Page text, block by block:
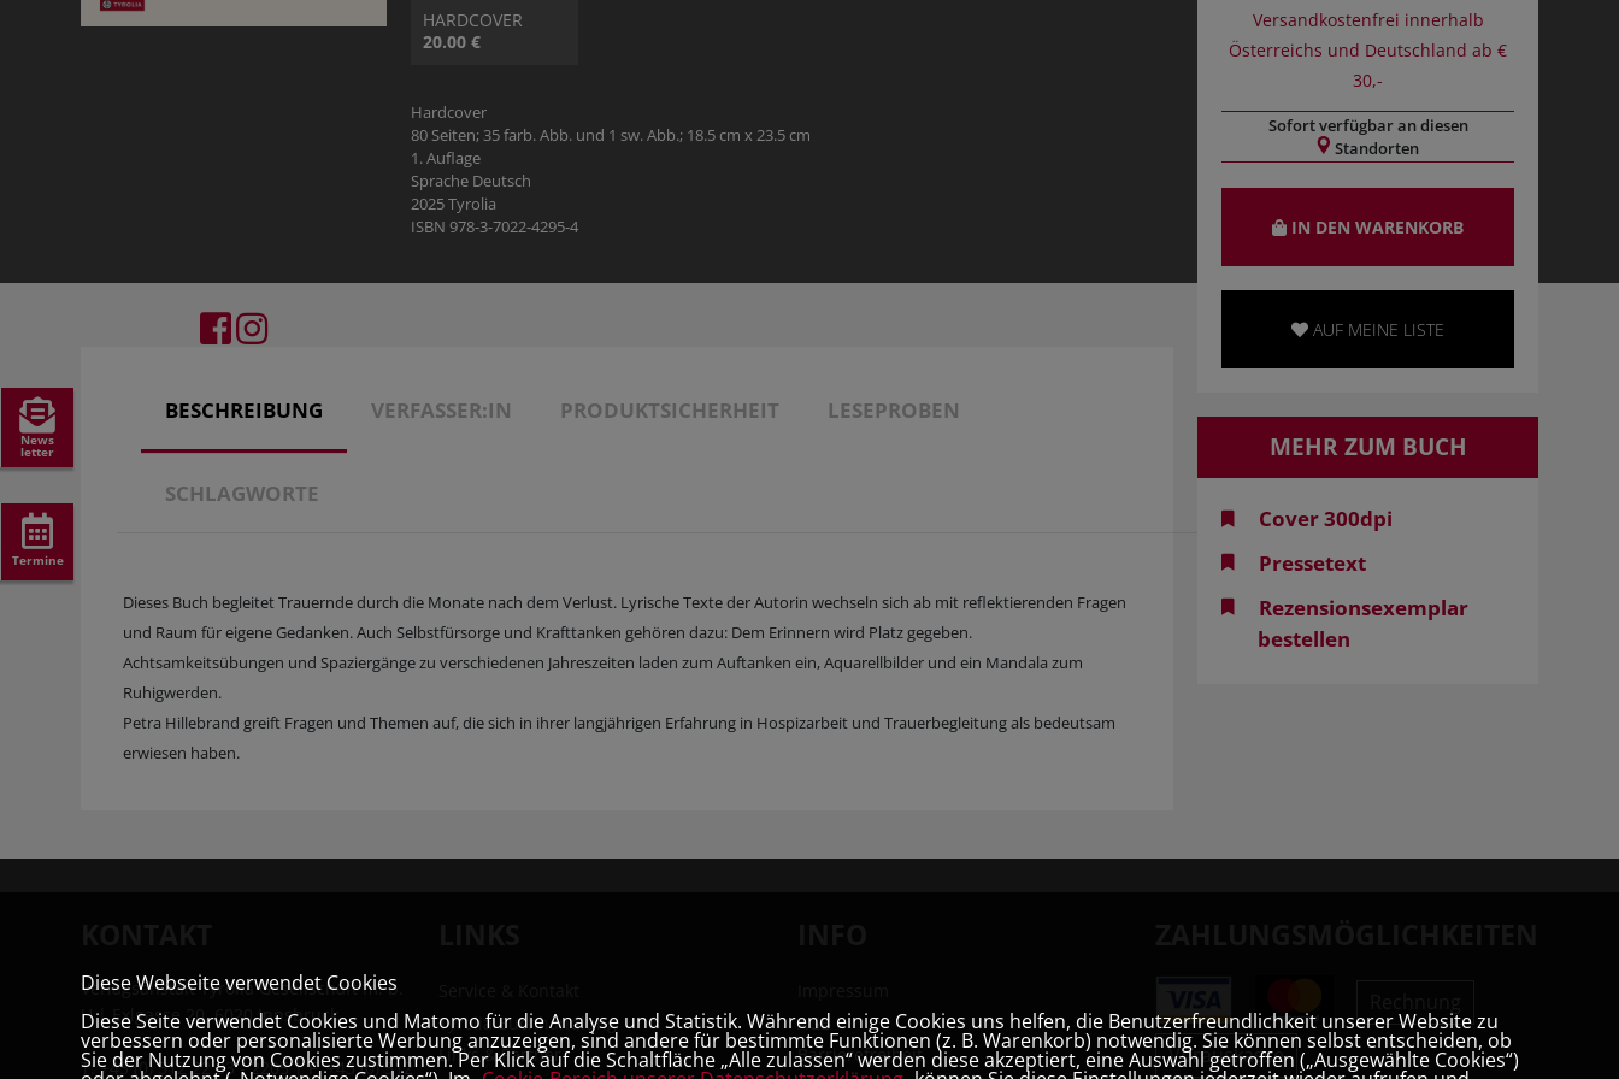
HILDEGARD VON BINGEN
SAGEN & MÄRCHEN
THEMENFOLDER
PARTNER
VIDEOMATERIAL
News
letter
Termine
HARDCOVER
20.00 €
Hardcover
80 Seiten; 35 farb. Abb. und 1 sw. Abb.; 18.5 cm x 23.5 cm
1. Auflage
Sprache Deutsch
2025 Tyrolia
ISBN 978-3-7022-4295-4
BESCHREIBUNG VERFASSER:IN PRODUKTSICHERHEIT LESEPROBEN
SCHLAGWORTE
Dieses Buch begleitet Trauernde durch die Monate nach dem Verlust. Lyrische Texte der Autorin wechseln sich ab mit reflektierenden Fragen
und Raum für eigene Gedanken. Auch Selbstfürsorge und Krafttanken gehören dazu: Dem Erinnern wird Platz gegeben.
Achtsamkeitsübungen und Spaziergänge zu verschiedenen Jahreszeiten laden zum Auftanken ein, Aquarellbilder und ein Mandala zum
Ruhigwerden.
Petra Hillebrand greift Fragen und Themen auf, die sich in ihrer langjährigen Erfahrung in Hospizarbeit und Trauerbegleitung als bedeutsam
erwiesen haben.
Versandkostenfrei innerhalb
Österreichs und Deutschland ab €
30,-
Sofort verfügbar an diesen
Standorten
IN DEN WARENKORB
AUF MEINE LISTE
MEHR ZUM BUCH
Cover 300dpi
Pressetext
Rezensionsexemplar
bestellen
Verlagsanstalt Tyrolia Gesellschaft m. b.
H | Exlgasse 20, 6020 Innsbruck
T:+43 (0) 512 22 33 - 2205| F: +43 (0) 512
Tyrolia Buchhandlung
Links & Partner
AGB
Barrierefreiheit
Vorauskasse
Diese Webseite verwendet Cookies
Diese Seite verwendet Cookies und Matomo für die Analyse und Statistik. Während einige Cookies uns helfen, die Benutzerfreundlichkeit unserer Website zu
verbessern oder personalisierte Werbung anzuzeigen, sind andere für bestimmte Funktionen (z. B. Warenkorb) notwendig. Sie können selbst entscheiden, ob
Sie der Nutzung von Cookies zustimmen. Per Klick auf die Schaltfläche „Alle zulassen“ werden diese akzeptiert, eine Auswahl getroffen („Ausgewählte Cookies“)